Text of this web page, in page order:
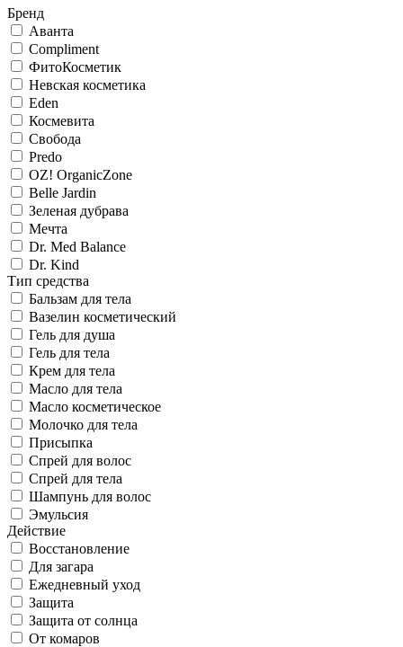
Бренд
Аванта
Compliment
ФитоКосметик
Невская косметика
Eden
Космевита
Свобода
Predo
OZ! OrganicZone
Belle Jardin
Зеленая дубрава
Мечта
Dr. Med Balance
Dr. Kind
Тип средства
Бальзам для тела
Вазелин косметический
Гель для душа
Гель для тела
Крем для тела
Масло для тела
Масло косметическое
Молочко для тела
Присыпка
Спрей для волос
Спрей для тела
Шампунь для волос
Эмульсия
Действие
Восстановление
Для загара
Ежедневный уход
Защита
Защита от солнца
От комаров